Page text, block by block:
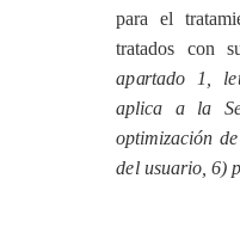
parael tratami
tratados con
apartado 1, le
aplica a la
optimización
del usuario, 6)